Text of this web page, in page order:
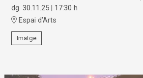
dg. 30.11.25 | 17:30 h
Espai d’Arts
Imatge